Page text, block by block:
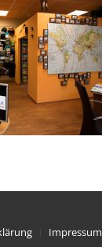
Impressum